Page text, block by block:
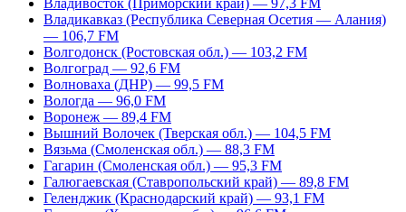
Владивосток (Приморский край) — 97,3 FM
Владикавказ (Республика Северная Осетия — Алания)
— 106,7 FM
Волгодонск (Ростовская обл.) — 103,2 FM
Волгоград — 92,6 FM
Волноваха (ДНР) — 99,5 FM
Вологда — 96,0 FM
Воронеж — 89,4 FM
Вышний Волочек (Тверская обл.) — 104,5 FM
Вязьма (Смоленская обл.) — 88,3 FM
Гагарин (Смоленская обл.) — 95,3 FM
Галюгаевская (Ставропольский край) — 89,8 FM
Геленджик (Краснодарский край) — 93,1 FM